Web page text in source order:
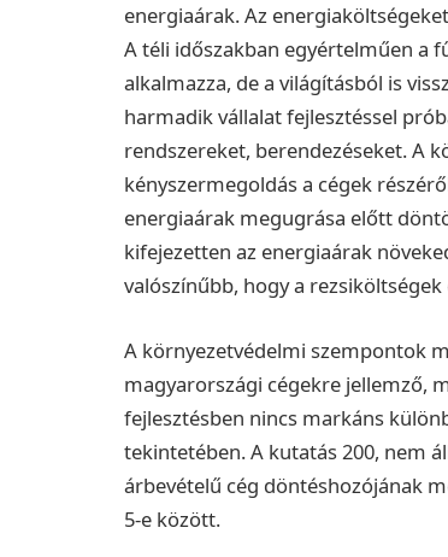
energiaárak.Az
A téli időszakban egyértelműen a
alkalmazza, de a világításból is
harmadik vállalat fejlesztéssel
rendszereket, berendezéseket.A
kényszermegoldás a cégek
energiaárak megugrása előtt
kifejezetten az energiaárak
valószínűbb, hogy a
A környezetvédelmi szempontok
magyarországi cégekre jellemző,
fejlesztésben nincs markáns
tekintetében.A kutatás 200, nem
árbevételű cég döntéshozójának
5-e között.